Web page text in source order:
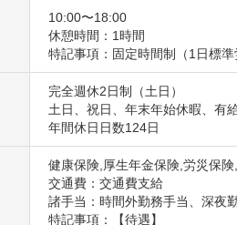
10:00〜18:00
休憩時間：1時間
特記事項：固定時間制（1日標準
完全週休2日制（土日）
土日、祝日、年末年始休暇、有
年間休日日数124日
健康保険,厚生年金保険,労災保
交通費：交通費支給
諸手当：時間外勤務手当、深夜
特記事項：【待遇】